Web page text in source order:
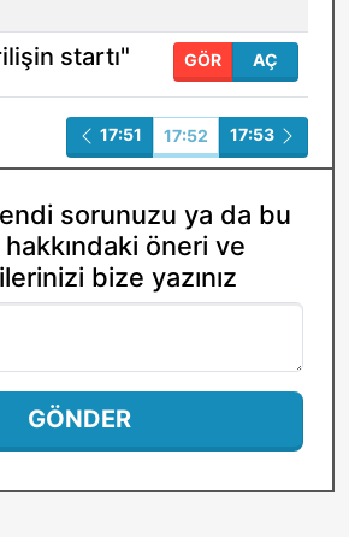
GÖR AÇ
startı"
17:51 17:52 17:53
sorunuzu ya da bu
öneri ve
bize yazınız
GÖNDER